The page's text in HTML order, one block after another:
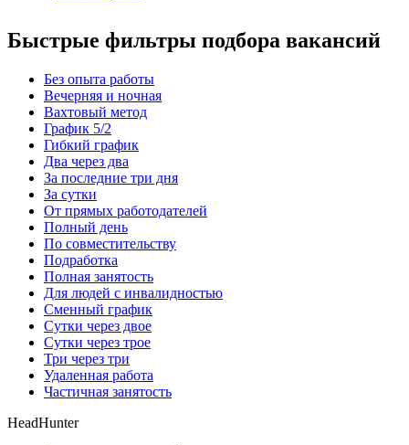
Быстрые фильтры подбора вакансий
Без опыта работы
Вечерняя и ночная
Вахтовый метод
График 5/2
Гибкий график
Два через два
За последние три дня
За сутки
От прямых работодателей
Полный день
По совместительству
Подработка
Полная занятость
Для людей с инвалидностью
Сменный график
Сутки через двое
Сутки через трое
Три через три
Удаленная работа
Частичная занятость
HeadHunter